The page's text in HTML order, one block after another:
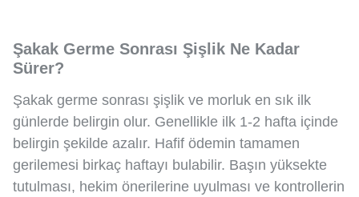
Şakak Germe Sonrası Şişlik Ne Kadar
Sürer?
Şakak germe sonrası şişlik ve morluk en sık ilk
günlerde belirgin olur. Genellikle ilk 1-2 hafta içinde
belirgin şekilde azalır. Hafif ödemin tamamen
gerilemesi birkaç haftayı bulabilir. Başın yüksekte
tutulması, hekim önerilerine uyulması ve kontrollerin